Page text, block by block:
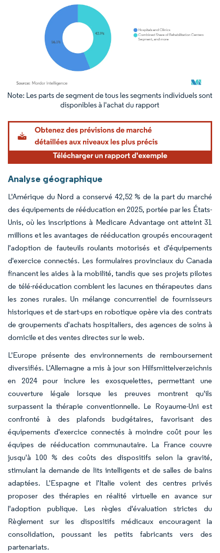
Image © Mordor Intelligence. La réutilisation nécessite une attribution sous CC BY
Analyse géographique
L'Amérique du Nord a conservé 42,52 % de la part du marché
des équipements de rééducation en 2025, portée par les États-
Unis, où les inscriptions à Medicare Advantage ont atteint 31
millions et les avantages de rééducation groupés encouragent
l'adoption de fauteuils roulants motorisés et d'équipements
d'exercice connectés. Les formulaires provinciaux du Canada
financent les aides à la mobilité, tandis que ses projets pilotes
de télé-rééducation comblent les lacunes en thérapeutes dans
les zones rurales. Un mélange concurrentiel de fournisseurs
historiques et de start-ups en robotique opère via des contrats
de groupements d'achats hospitaliers, des agences de soins à
domicile et des ventes directes sur le web.
L'Europe présente des environnements de remboursement
diversifiés. L'Allemagne a mis à jour son Hilfsmittelverzeichnis
en 2024 pour inclure les exosquelettes, permettant une
couverture légale lorsque les preuves montrent qu'ils
surpassent la thérapie conventionnelle. Le Royaume-Uni est
confronté à des plafonds budgétaires, favorisant des
équipements d'exercice connectés à moindre coût pour les
équipes de rééducation communautaire. La France couvre
jusqu'à 100 % des coûts des dispositifs selon la gravité,
stimulant la demande de lits intelligents et de salles de bains
adaptées. L'Espagne et l'Italie voient des centres privés
proposer des thérapies en réalité virtuelle en avance sur
l'adoption publique. Les règles d'évaluation strictes du
Règlement sur les dispositifs médicaux encouragent la
consolidation, poussant les petits fabricants vers des
partenariats.